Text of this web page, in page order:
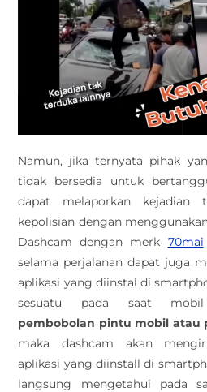
Namun, jika ternyata pihak
tidak bersedia untuk
dapat melaporkan kejadian
kepolisian dengan
Dashcam dengan merk 70mai
selama perjalanan dapat juga
aplikasi yang diinstal di
sesuatu pada saat
pembobolan pintu mobil atau
maka dashcam akan
aplikasi yang diinstall di
langsung mengetahui pada